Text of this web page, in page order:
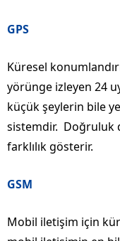
GPS
Küresel
yörünge izleyen 24
küçük şeylerin bile
sistemdir. Doğruluk
farklılık gösterir.
GSM
Mobil iletişim için